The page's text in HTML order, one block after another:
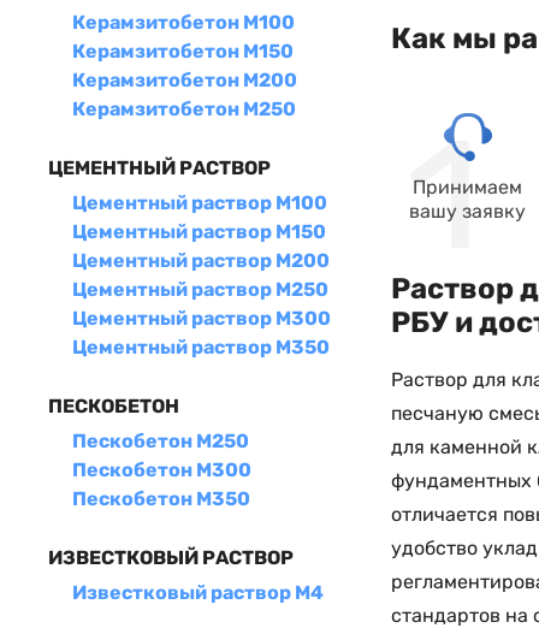
Керамзитобетон М100
Керамзитобетон М150
Керамзитобетон М200
Керамзитобетон М250
ЦЕМЕНТНЫЙ РАСТВОР
Цементный раствор М100
Цементный раствор М150
Цементный раствор М200
Цементный раствор М250
Цементный раствор М300
Цементный раствор М350
ПЕСКОБЕТОН
Пескобетон М250
Пескобетон М300
Пескобетон М350
ИЗВЕСТКОВЫЙ РАСТВОР
Известковый раствор М4
Как мы
Принимаем
вашу заявку
Раствор
РБУ и
Раствор для
песчаную
для каменной
фундаментных
отличается
удобство
стандартов на